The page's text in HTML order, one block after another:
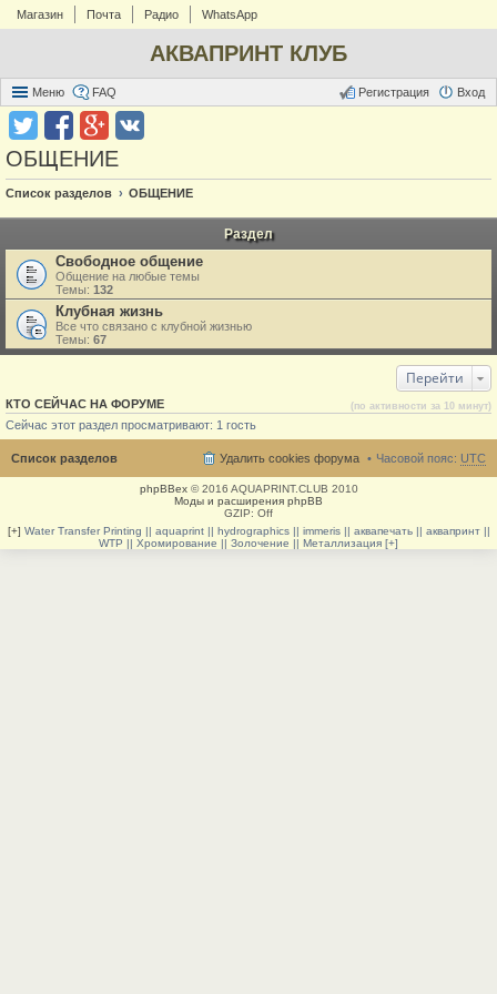
Магазин Почта Радио WhatsApp
АКВАПРИНТ КЛУБ
Меню FAQ Вход
Регистрация
ОБЩЕНИЕ
Список разделов ОБЩЕНИЕ
Раздел
Свободное общение
Общение на любые темы
Темы: 132
Клубная жизнь
Все что связано с клубной жизнью
Темы: 67
Перейти
КТО СЕЙЧАС НА ФОРУМЕ (по активности за 10 минут)
Сейчас этот раздел просматривают: 1 гость
Список разделов Часовой пояс: UTC
Удалить cookies форума
phpBBex© 2016 AQUAPRINT.CLUB 2010
Моды и расширения phpBB
GZIP: Off
[+] Water Transfer Printing || aquaprint || hydrographics || immeris || аквапечать || аквапринт ||
WTP || Хромирование || Золочение || Металлизация [+]